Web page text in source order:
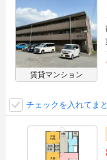
賃貸マンション
チェックを入れてま